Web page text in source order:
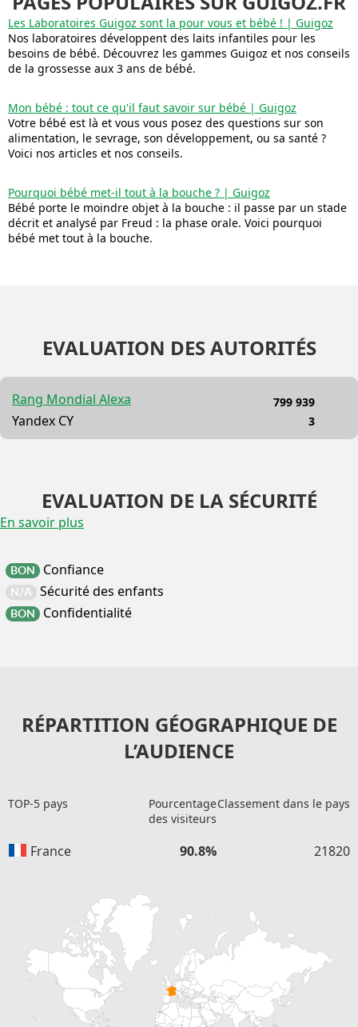
Les Laboratoires Guigoz sont la pour vous et bébé ! | Guigoz
Nos laboratoires développent des laits infantiles pour les
besoins de bébé. Découvrez les gammes Guigoz et nos conseils
de la grossesse aux 3 ans de bébé.
Mon bébé : tout ce qu'il faut savoir sur bébé | Guigoz
Votre bébé est là et vous vous posez des questions sur son
alimentation, le sevrage, son développement, ou sa santé ?
Voici nos articles et nos conseils.
Pourquoi bébé met-il tout à la bouche ? | Guigoz
Bébé porte le moindre objet à la bouche : il passe par un stade
décrit et analysé par Freud : la phase orale. Voici pourquoi
bébé met tout à la bouche.
EVALUATION DES AUTORITÉS
Rang Mondial Alexa
Yandex CY
799 939
3
EVALUATION DE LA SÉCURITÉ
En savoir plus
BON Confiance
N/A Sécurité des enfants
BON Confidentialité
RÉPARTITION GÉOGRAPHIQUE DE
L’AUDIENCE
TOP-5 pays
Pourcentage
des visiteurs
Classement dans le pays
France 90.8% 21820